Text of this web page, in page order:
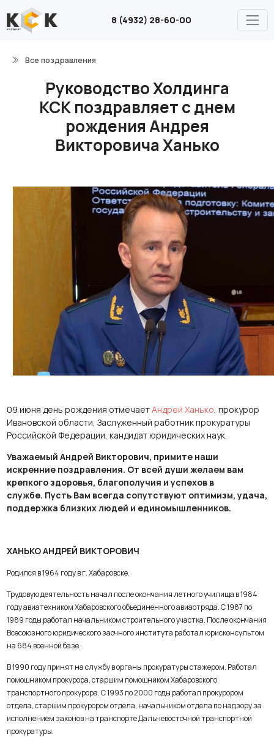
8 (4932) 28-60-00
Все поздравления
Руководство Холдинга
КСК поздравляет с днем
рождения Андрея
Викторовича Ханько
09 июня день рождения отмечаетАндрей Ханько , прокурор
Ивановской области, Заслуженный работник прокуратуры
Российской Федерации, кандидат юридических наук.
Уважаемый Андрей Викторович, примите наши
искренние поздравления. От всей души желаем вам
крепкого здоровья, благополучия и успехов в
службе. Пусть Вам всегда сопутствуют оптимизм, удача,
поддержка близких людей и единомышленников.
ХАНЬКО АНДРЕЙ ВИКТОРОВИЧ
Родился в 1964 году в г. Хабаровске.
Трудовую деятельность начал после окончания летного училища в 1984
году авиатехником Хабаровского объединенного авиаотряда. С 1987 по
1989 годы работал начальником строительного участка. После окончания
Всесоюзного юридического заочного института работал юрисконсультом
на 684 военной базе.
В 1990 году принят на службу в органы прокуратуры стажером. Работал
помощником прокурора, старшим помощником Хабаровского
транспортного прокурора. С 1993 по 2000 годы работал прокурором
отдела, старшим прокурором отдела, начальником отдела по надзору за
исполнением законов на транспорте Дальневосточной транспортной
прокуратуры.